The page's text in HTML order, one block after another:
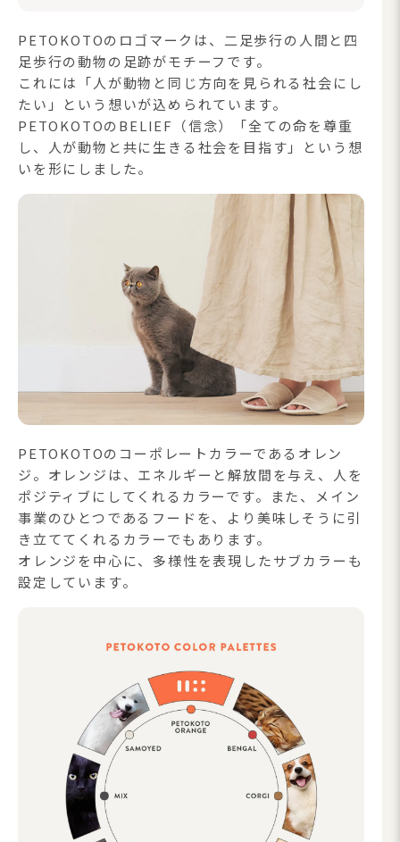
PETOKOTOのロゴマークは、二足歩行の人間と四
足歩行の動物の足跡がモチーフです。
これには「人が動物と同じ方向を見られる社会にし
たい」という想いが込められています。
PETOKOTOのBELIEF（信念）「全ての命を尊重
し、人が動物と共に生きる社会を目指す」という想
いを形にしました。
PETOKOTOのコーポレートカラーであるオレン
ジ。オレンジは、エネルギーと解放間を与え、人を
ポジティブにしてくれるカラーです。また、メイン
事業のひとつであるフードを、より美味しそうに引
き立ててくれるカラーでもあります。
オレンジを中心に、多様性を表現したサブカラーも
設定しています。